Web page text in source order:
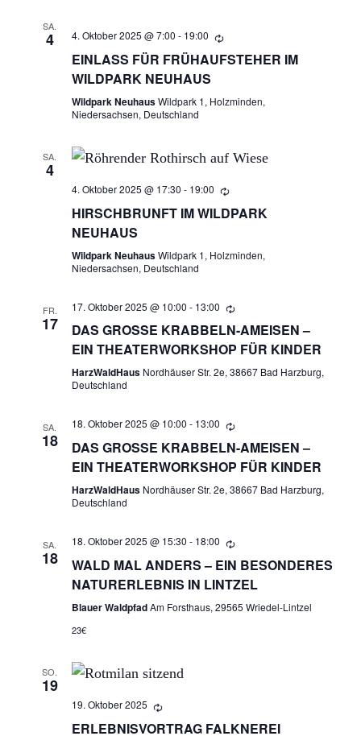
A
S
U
H
E
I
-
N
G
A
O
SA.
4 4. Oktober 2025 @ 7:00 - 19:00
EINLASS FÜR FRÜHAUFSTEHER IM
WILDPARK NEUHAUS
Wildpark NeuhausWildpark 1, Holzminden,
Niedersachsen, Deutschland
SA.
4
4. Oktober 2025 @ 17:30 - 19:00
HIRSCHBRUNFT IM WILDPARK
NEUHAUS
Wildpark NeuhausWildpark 1, Holzminden,
Niedersachsen, Deutschland
FR.
17
17. Oktober 2025 @ 10:00 - 13:00
DAS GROSSE KRABBELN-AMEISEN – E
IN THEATERWORKSHOP FÜR KINDER
HarzWaldHaus Nordhäuser Str. 2e, 38667 Bad Harzburg,
Deutschland
SA.
18
18. Oktober 2025 @ 10:00 - 13:00
DAS GROSSE KRABBELN-AMEISEN – E
IN THEATERWORKSHOP FÜR KINDER
HarzWaldHaus Nordhäuser Str. 2e, 38667 Bad Harzburg,
Deutschland
SA.
18
18. Oktober 2025 @ 15:30 - 18:00
WALD MAL ANDERS – EIN BESONDERES
NATURERLEBNIS IN LINTZEL
Blauer WaldpfadAm Forsthaus, 29565 Wriedel-Lintzel
23€
SO.
19
19. Oktober 2025
ERLEBNISVORTRAG FALKNEREI